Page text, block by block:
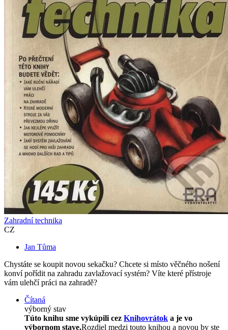
Zahradní technika
CZ
Jan Tůma
Chystáte se koupit novou sekačku? Chcete si místo věčného nošení
konví pořídit na zahradu zavlažovací systém? Víte které přístroje
vám ulehčí práci na zahradě?
Čítaná
výborný stav
Túto knihu sme vykúpili cez Knihovrátok a je vo
výbornom stave.Rozdiel medzi touto knihou a novou by ste